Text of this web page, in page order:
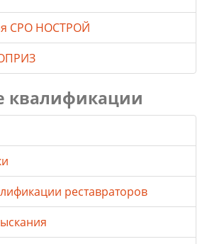
СРО НОСТРОЙ
квалификации
реставраторов